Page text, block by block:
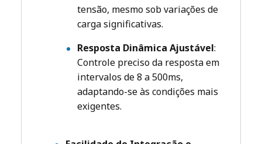
tensão, mesmo sob variações de
carga significativas.
Resposta Dinâmica Ajustável:
Controle preciso da resposta em
intervalos de 8 a 500ms,
adaptando-se às condições mais
exigentes.